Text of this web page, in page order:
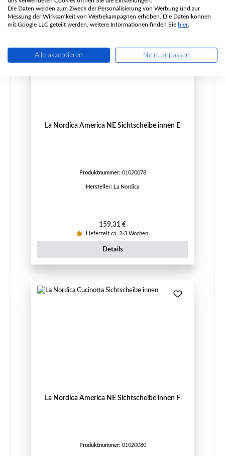
La Nordica America NE Sichtscheibe innen E
Produktnummer: 01020078
Hersteller: La Nordica
Regulärer Preis:
159,31 €
Lieferzeit ca. 2-3 Wochen
Details
La Nordica America NE Sichtscheibe innen F
Produktnummer: 01020080
Die Daten werden zum Zweck der Personalisierung von Werbung und zur
Messung der Wirksamkeit von Werbekampagnen erhoben. Die Daten können
mit Google LLC geteilt werden, weitere Informationen finden Sie hier.
Alle akzeptieren Nein, anpassen